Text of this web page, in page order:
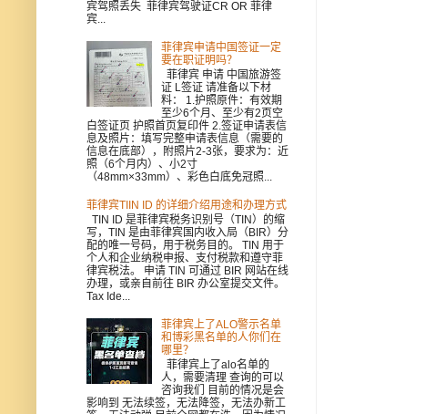
宾驾照丢失 菲律宾驾驶证CR OR 菲律
宾...
菲律宾申请中国签证一定
要在职证明吗？
菲律宾 申请 中国旅游签
证 L签证 请准备以下材
料： 1.护照原件：有效期
至少6个月、至少有2页空
白签证页 护照首页复印件 2.签证申请表信
息及照片：填写完整申请表信息（需要的
信息在底部），附照片2-3张，要求为：近
照（6个月内）、小2寸
（48mm×33mm）、彩色白底免冠照...
菲律宾TIIN ID 的详细介绍用途和办理方式
TIN ID 是菲律宾税务识别号（TIN）的缩
写，TIN 是由菲律宾国内收入局（BIR）分
配的唯一号码，用于税务目的。 TIN 用于
个人和企业纳税申报、支付税款和遵守菲
律宾税法。 申请 TIN 可通过 BIR 网站在线
办理，或亲自前往 BIR 办公室提交文件。
Tax Ide...
菲律宾上了ALO警示名单
和博彩黑名单的人你们在
哪里？
菲律宾上了alo名单的
人，需要清理 查询的可以
咨询我们 目前的情况是会
影响到 无法续签，无法降签，无法办新工